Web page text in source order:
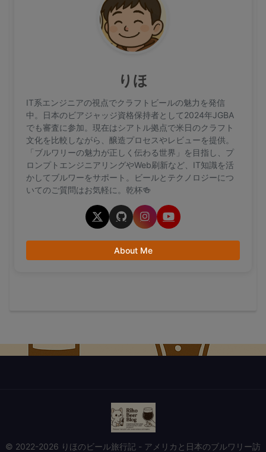
りほ
IT系エンジニアの視点でクラフトビールの魅力を発信
中。日本のビアジャッジ資格保持者として2024年JGBA
でも審査に参加。現在はシアトル拠点で米日のクラフト
文化を比較しながら、醸造プロセスやレビューを提供。
「ブルワリーの魅力が正しく伝わる世界」を目指し、プ
ロンプトエンジニアリングやWeb刷新など、IT知識を活
かしてブルワーをサポート。ビールとテクノロジーにつ
いてのご質問はお気軽に。乾杯🍻
About Me
© 2022-2026 りほのビール旅行記 - アメリカと日本のブルワリー訪